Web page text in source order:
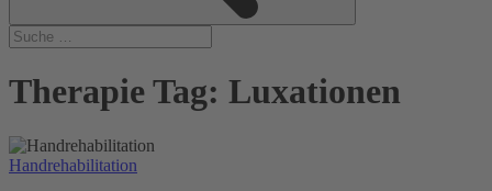
Therapie Tag: Luxationen
Handrehabilitation